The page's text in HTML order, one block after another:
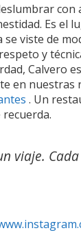
con
Es el
viste de
y
Calvero es
en nuestras
. Un
viaje.